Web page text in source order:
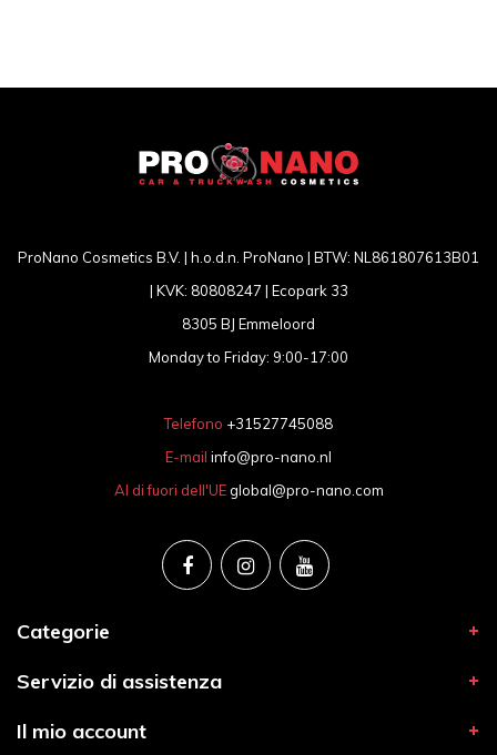
ProNano Cosmetics B.V. | h.o.d.n. ProNano | BTW: NL861807613B01
| KVK: 80808247 | Ecopark 33
8305 BJ Emmeloord
Monday to Friday: 9:00-17:00
Telefono +31527745088
E-mail info@pro-nano.nl
Al di fuori dell'UE global@pro-nano.com
Categorie
Servizio di assistenza
Il mio account